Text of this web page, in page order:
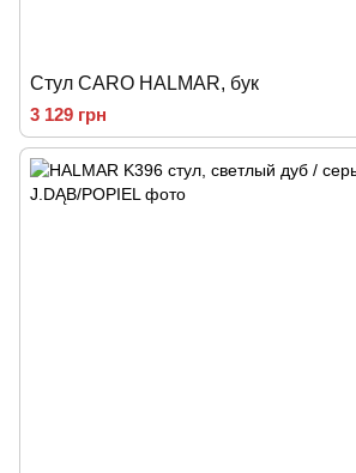
Стул CARO HALMAR, бук
3 129 грн